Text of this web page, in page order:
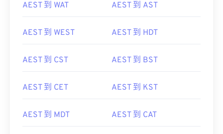
AEST 到 WAT AEST 到 AST
AEST 到 WEST AEST 到 HDT
AEST 到 CST AEST 到 BST
AEST 到 CET AEST 到 KST
AEST 到 MDT AEST 到 CAT